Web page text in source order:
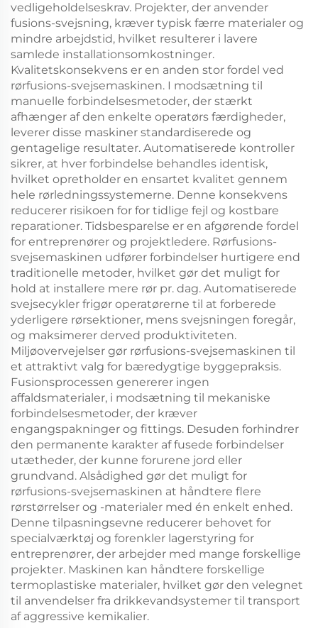
vedligeholdelseskrav. Projekter, der anvender
fusions-svejsning, kræver typisk færre materialer og
mindre arbejdstid, hvilket resulterer i lavere
samlede installationsomkostninger.
Kvalitetskonsekvens er en anden stor fordel ved
rørfusions-svejsemaskinen. I modsætning til
manuelle forbindelsesmetoder, der stærkt
afhænger af den enkelte operatørs færdigheder,
leverer disse maskiner standardiserede og
gentagelige resultater. Automatiserede kontroller
sikrer, at hver forbindelse behandles identisk,
hvilket opretholder en ensartet kvalitet gennem
hele rørledningssystemerne. Denne konsekvens
reducerer risikoen for for tidlige fejl og kostbare
reparationer. Tidsbesparelse er en afgørende fordel
for entreprenører og projektledere. Rørfusions-
svejsemaskinen udfører forbindelser hurtigere end
traditionelle metoder, hvilket gør det muligt for
hold at installere mere rør pr. dag. Automatiserede
svejsecykler frigør operatørerne til at forberede
yderligere rørsektioner, mens svejsningen foregår,
og maksimerer derved produktiviteten.
Miljøovervejelser gør rørfusions-svejsemaskinen til
et attraktivt valg for bæredygtige byggepraksis.
Fusionsprocessen genererer ingen
affaldsmaterialer, i modsætning til mekaniske
forbindelsesmetoder, der kræver
engangspakninger og fittings. Desuden forhindrer
den permanente karakter af fusede forbindelser
utætheder, der kunne forurene jord eller
grundvand. Alsådighed gør det muligt for
rørfusions-svejsemaskinen at håndtere flere
rørstørrelser og -materialer med én enkelt enhed.
Denne tilpasningsevne reducerer behovet for
specialværktøj og forenkler lagerstyring for
entreprenører, der arbejder med mange forskellige
projekter. Maskinen kan håndtere forskellige
termoplastiske materialer, hvilket gør den velegnet
til anvendelser fra drikkevandsystemer til transport
af aggressive kemikalier.